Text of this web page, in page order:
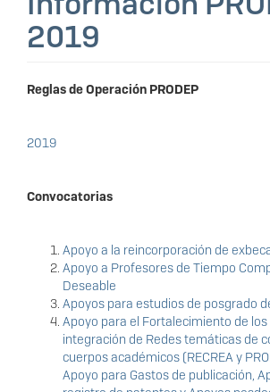
2019
Reglas de Operación PRODEP
2019
Convocatorias
Apoyo a la reincorporación de
Apoyo a Profesores de Tiempo
Deseable
Apoyos para estudios de posgrado
Apoyo para el Fortalecimiento de los
integración de Redes temáticas de
cuerpos académicos (RECREA y
Apoyo para Gastos de publicación,